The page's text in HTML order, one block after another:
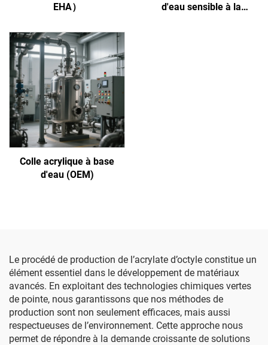
EHA）
d'eau sensible à la
Colle acrylique à base
d'eau (OEM)
Le procédé de production de l’acrylate d’octyle constitue un
élément essentiel dans le développement de matériaux
avancés. En exploitant des technologies chimiques vertes
de pointe, nous garantissons que nos méthodes de
production sont non seulement efficaces, mais aussi
respectueuses de l’environnement. Cette approche nous
permet de répondre à la demande croissante de solutions